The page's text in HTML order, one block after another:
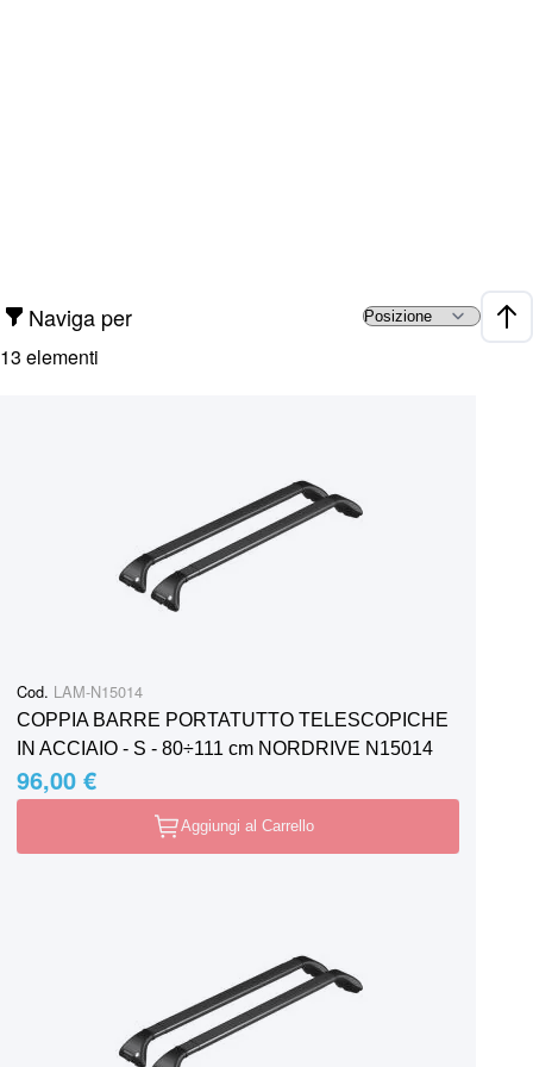
Naviga per
13 elementi
Cod. LAM-N15014
COPPIA BARRE PORTATUTTO TELESCOPICHE
IN ACCIAIO - S - 80÷111 cm NORDRIVE N15014
96,00 €
Aggiungi al Carrello